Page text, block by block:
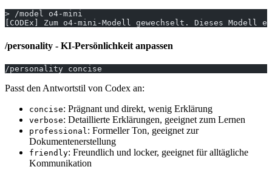
> /model o4-mini
[CODEx] Zum o4-mini-Modell gewechselt. Dieses
/personality - KI-Persönlichkeit anpassen
/personality concise
Passt den Antwortstil von Codex an:
concise: Prägnant und direkt, wenig Erklärung
verbose: Detaillierte Erklärungen, geeignet zum Lernen
professional : Formeller Ton, geeignet zur
Dokumentenerstellung
friendly: Freundlich und locker, geeignet für alltägliche
Kommunikation